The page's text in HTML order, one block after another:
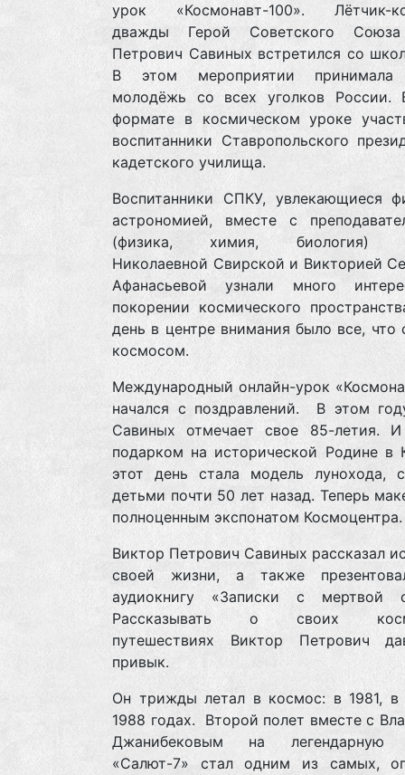
урок «Космонавт-100». Лётчик-
дважды Герой Советского
Петрович Савиных встретился со
В этом мероприятии принимала
молодёжь со всех уголков России.
формате в космическом уроке
воспитанники Ставропольского
кадетского училища.
Воспитанники СПКУ, увлекающиеся
астрономией, вместе с
(физика, химия, биология)
Николаевной Свирской и Викторией
Афанасьевой узнали много
покорении космического
день в центре внимания было все, что
космосом.
Международный онлайн-урок
начался с поздравлений. В этом
Савиных отмечает свое 85-летия. И
подарком на исторической Родине в
этот день стала модель лунохода,
детьми почти 50 лет назад. Теперь
полноценным экспонатом Космоцентра.
Виктор Петрович Савиных рассказал
своей жизни, а также
аудиокнигу «Записки с мертвой
Рассказывать о своих
путешествиях Виктор Петрович
привык.
Он трижды летал в космос: в 1981,
1988 годах. Второй полет вместе с
Джанибековым на легендарную
«Салют-7» стал одним из самых,